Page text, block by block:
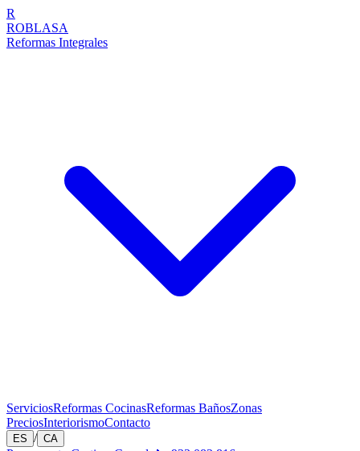
R
ROBLASA
Reformas Integrales
ServiciosReformas CocinasReformas BañosZonas
PreciosInteriorismoContacto
ES / CA